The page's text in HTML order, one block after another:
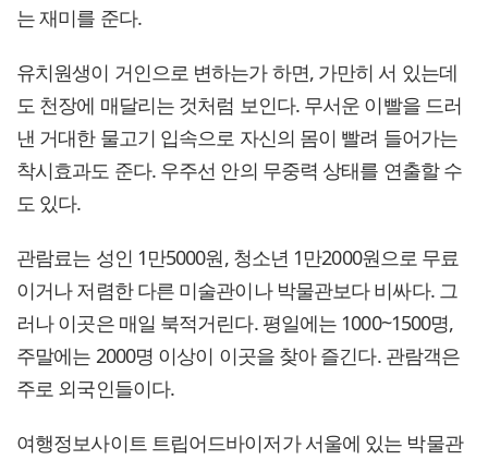
는 재미를 준다.
유치원생이 거인으로 변하는가 하면, 가만히 서 있는데
도 천장에 매달리는 것처럼 보인다. 무서운 이빨을 드러
낸 거대한 물고기 입속으로 자신의 몸이 빨려 들어가는
착시효과도 준다. 우주선 안의 무중력 상태를 연출할 수
도 있다.
관람료는 성인 1만5000원, 청소년 1만2000원으로 무료
이거나 저렴한 다른 미술관이나 박물관보다 비싸다. 그
러나 이곳은 매일 북적거린다. 평일에는 1000~1500명,
주말에는 2000명 이상이 이곳을 찾아 즐긴다. 관람객은
주로 외국인들이다.
여행정보사이트 트립어드바이저가 서울에 있는 박물관